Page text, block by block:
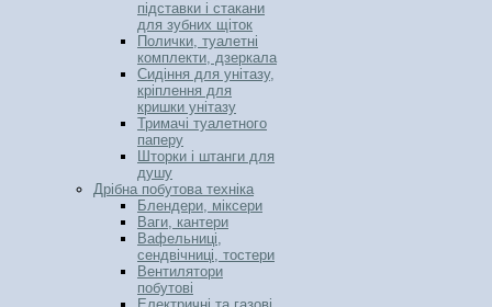
підставки і стакани
для зубних щіток
Полички, туалетні
комплекти, дзеркала
Сидіння для унітазу,
кріплення для
кришки унітазу
Тримачі туалетного
паперу
Шторки і штанги для
душу
Дрібна побутова техніка
Блендери, міксери
Ваги, кантери
Вафельниці,
сендвічниці, тостери
Вентилятори
побутові